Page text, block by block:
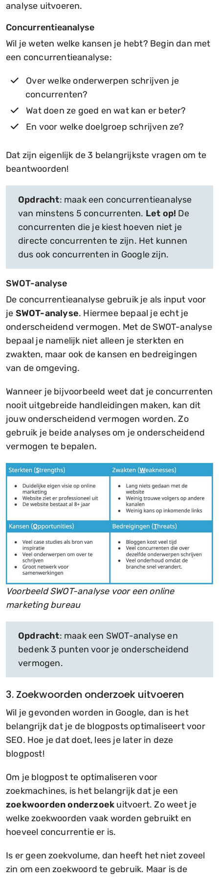
analyse uitvoeren.
Concurrentieanalyse
Wil je weten welke kansen je hebt? Begin dan met
een concurrentieanalyse:
Over welke onderwerpen schrijven je
concurrenten?
Wat doen ze goed en wat kan er beter?
En voor welke doelgroep schrijven ze?
Dat zijn eigenlijk de 3 belangrijkste vragen om te
beantwoorden!
Opdracht: maak een concurrentieanalyse
van minstens 5 concurrenten. Let op! De
concurrenten die je kiest hoeven niet je
directe concurrenten te zijn. Het kunnen
dus ook concurrenten in Google zijn.
SWOT-analyse
De concurrentieanalyse gebruik je als input voor
je SWOT-analyse. Hiermee bepaal je echt je
onderscheidend vermogen. Met de SWOT-analyse
bepaal je namelijk niet alleen je sterkten en
zwakten, maar ook de kansen en bedreigingen
van de omgeving.
Wanneer je bijvoorbeeld weet dat je concurrenten
nooit uitgebreide handleidingen maken, kan dit
jouw onderscheidend vermogen worden. Zo
gebruik je beide analyses om je onderscheidend
vermogen te bepalen.
Voorbeeld SWOT-analyse voor een online
marketing bureau
Opdracht: maak een SWOT-analyse en
bedenk 3 punten voor je onderscheidend
vermogen.
3. Zoekwoorden onderzoek uitvoeren
Wil je gevonden worden in Google, dan is het
belangrijk dat je de blogposts optimaliseert voor
SEO. Hoe je dat doet, lees je later in deze
blogpost!
Om je blogpost te optimaliseren voor
zoekmachines, is het belangrijk dat je een
zoekwoorden onderzoek uitvoert. Zo weet je
welke zoekwoorden vaak worden gebruikt en
hoeveel concurrentie er is.
Is er geen zoekvolume, dan heeft het niet zoveel
zin om een zoekwoord te gebruik. Maar is de